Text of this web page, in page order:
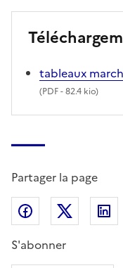
tableaux
(PDF- 82.4 kio)
Partager la page
Partager sur
S'abonner